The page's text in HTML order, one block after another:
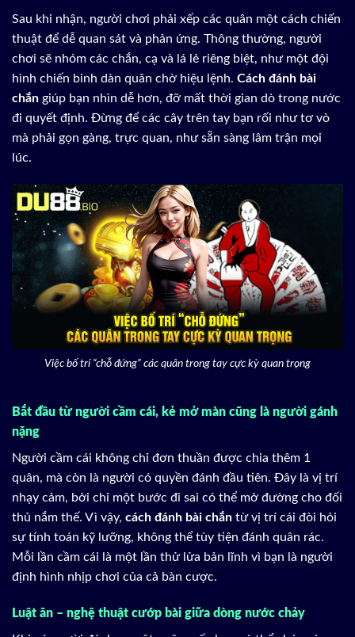
Sau khi nhận, người chơi phải xếp các quân một cách chiến
thuật để dễ quan sát và phản ứng. Thông thường, người
chơi sẽ nhóm các chắn, cạ và lá lẻ riêng biệt, như một đội
hình chiến binh dàn quân chờ hiệu lệnh. Cách đánh bài
chắn giúp bạn nhìn dễ hơn, đỡ mất thời gian dò trong nước
đi quyết định. Đừng để các cây trên tay bạn rối như tơ vò
mà phải gọn gàng, trực quan, như sẵn sàng lâm trận mọi
lúc.
Việc bố trí “chỗ đứng” các quân trong tay cực kỳ quan trọng
Bắt đầu từ người cầm cái, kẻ mở màn cũng là người gánh
nặng
Người cầm cái không chỉ đơn thuần được chia thêm 1
quân, mà còn là người có quyền đánh đầu tiên. Đây là vị trí
nhạy cảm, bởi chỉ một bước đi sai có thể mở đường cho đối
thủ nắm thế. Vì vậy, cách đánh bài chắn từ vị trí cái đòi hỏi
sự tính toán kỹ lưỡng, không thể tùy tiện đánh quân rác.
Mỗi lần cầm cái là một lần thử lửa bản lĩnh vì bạn là người
định hình nhịp chơi của cả bàn cược.
Luật ăn – nghệ thuật cướp bài giữa dòng nước chảy